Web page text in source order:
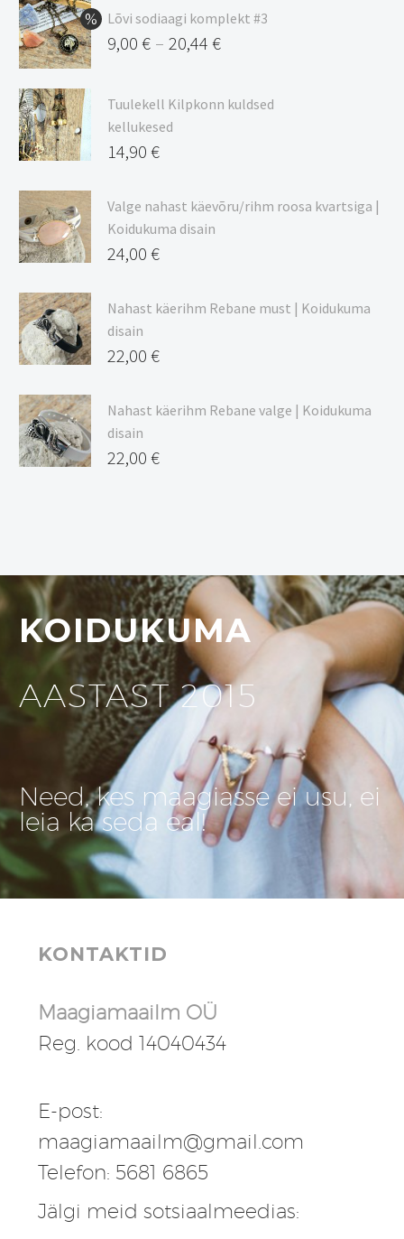
Lõvi sodiaagi komplekt #3
9,00 € – 20,44 €
9,00 €
kuni
20,44 €
Tuulekell Kilpkonn kuldsed
kellukesed
14,90 €
Valge nahast käevõru/rihm roosa kvartsiga |
Koidukuma disain
24,00 €
Nahast käerihm Rebane must | Koidukuma
disain
22,00 €
Nahast käerihm Rebane valge | Koidukuma
disain
22,00 €
KOIDUKUMA
AASTAST 2015
Need, kes maagiasse ei usu, ei
leia ka seda eal!
KONTAKTID
Maagiamaailm OÜ
Reg. kood 14040434
E-post:
maagiamaailm@gmail.com
Telefon: 5681 6865
Jälgi meid sotsiaalmeedias: